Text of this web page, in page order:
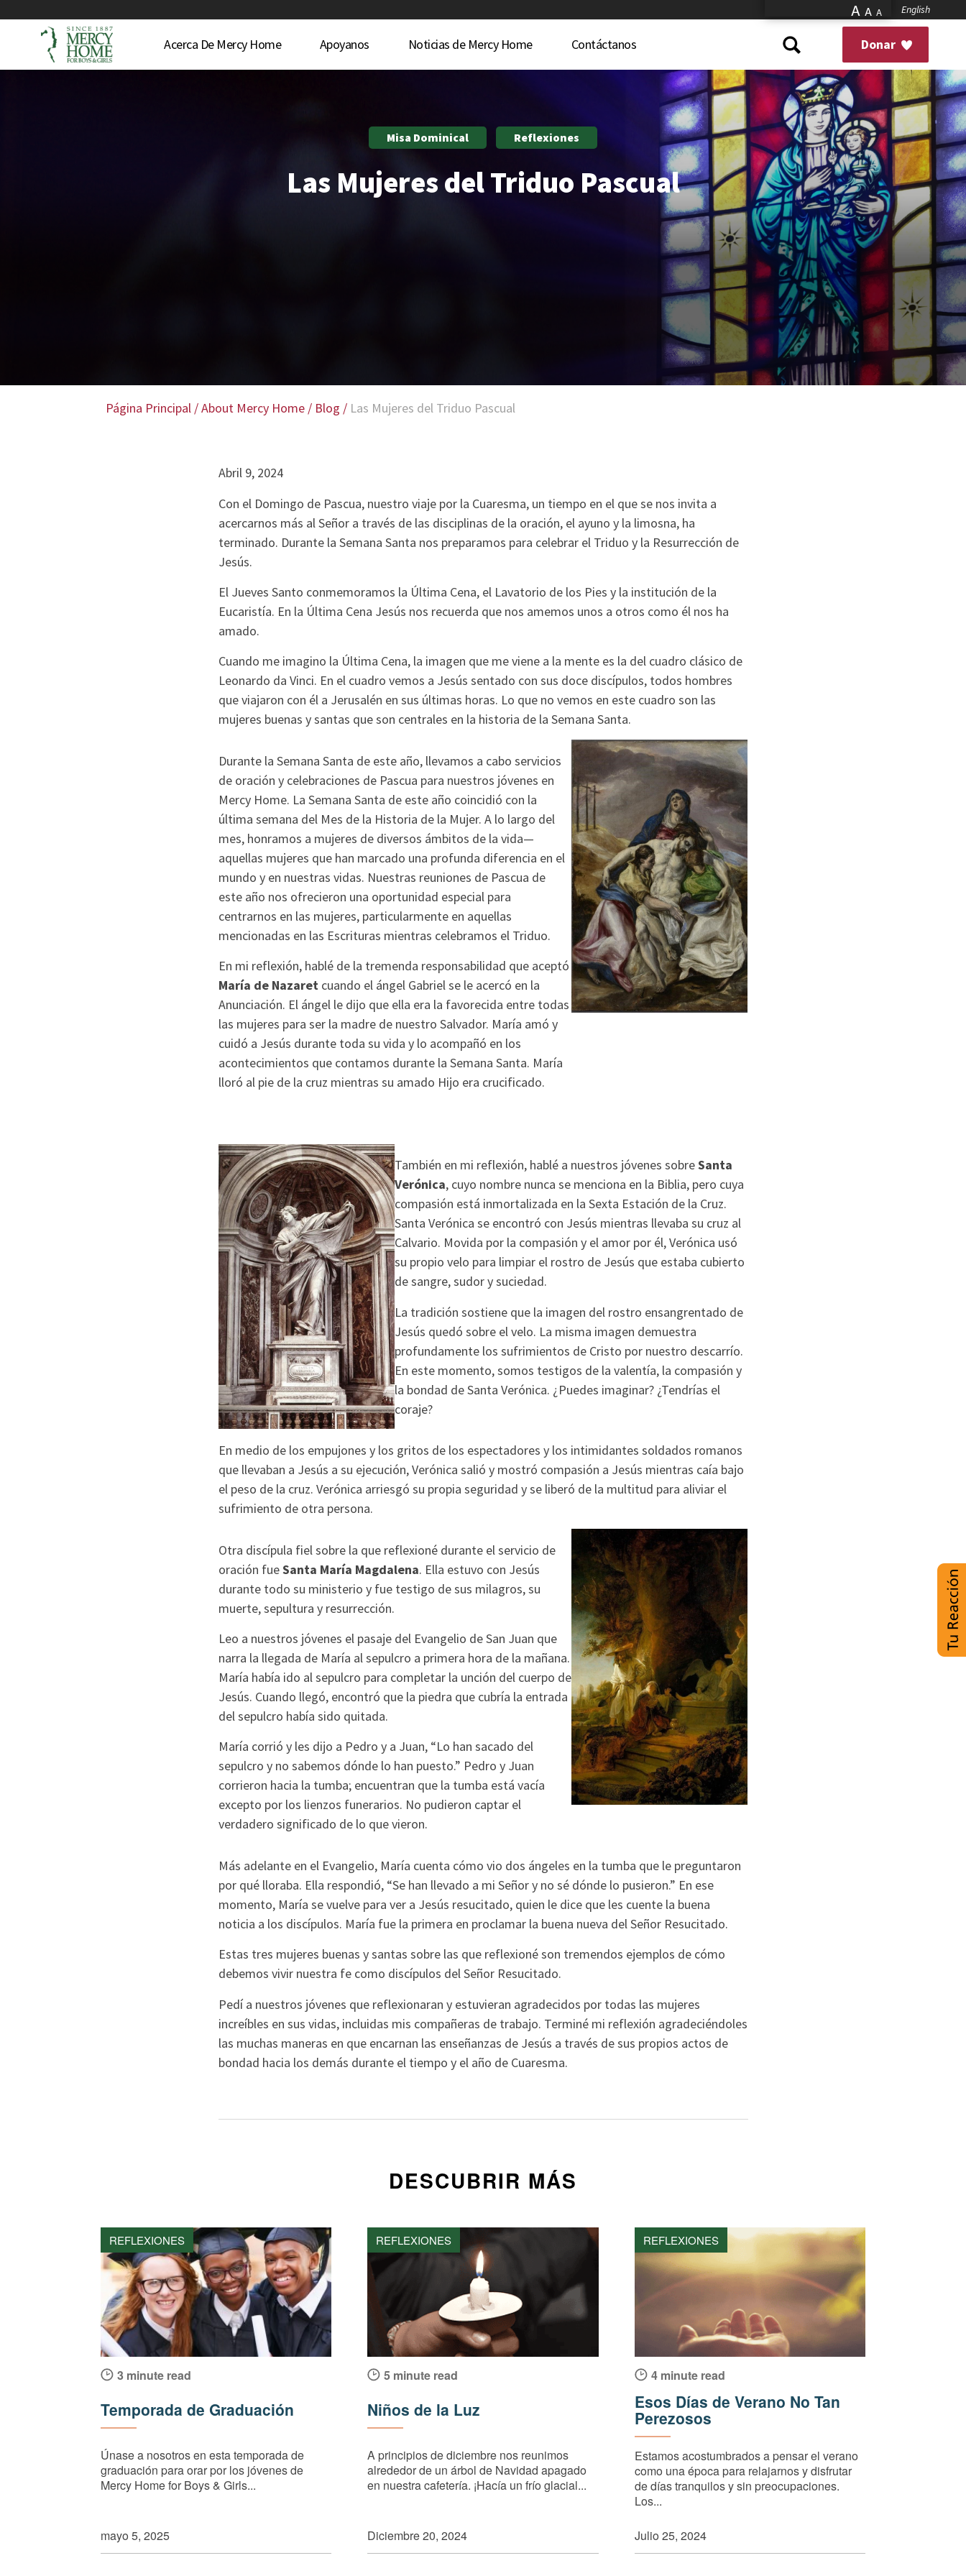
A A A English
Donar
Acerca De Mercy Home Apoyanos Noticias de Mercy Home Contáctanos
Misa Dominical Reflexiones
Las Mujeres del Triduo Pascual
Página Principal /About Mercy Home / Blog / Las Mujeres del Triduo Pascual
Abril 9, 2024
Con el Domingo de Pascua, nuestro viaje por la Cuaresma, un tiempo en el que se nos invita a
acercarnos más al Señor a través de las disciplinas de la oración, el ayuno y la limosna, ha
terminado. Durante la Semana Santa nos preparamos para celebrar el Triduo y la Resurrección de
Jesús.
El Jueves Santo conmemoramos la Última Cena, el Lavatorio de los Pies y la institución de la
Eucaristía. En la Última Cena Jesús nos recuerda que nos amemos unos a otros como él nos ha
amado.
Cuando me imagino la Última Cena, la imagen que me viene a la mente es la del cuadro clásico de
Leonardo da Vinci. En el cuadro vemos a Jesús sentado con sus doce discípulos, todos hombres
que viajaron con él a Jerusalén en sus últimas horas. Lo que no vemos en este cuadro son las
mujeres buenas y santas que son centrales en la historia de la Semana Santa.
Durante la Semana Santa de este año, llevamos a cabo servicios
de oración y celebraciones de Pascua para nuestros jóvenes en
Mercy Home. La Semana Santa de este año coincidió con la
última semana del Mes de la Historia de la Mujer. A lo largo del
mes, honramos a mujeres de diversos ámbitos de la vida—
aquellas mujeres que han marcado una profunda diferencia en el
mundo y en nuestras vidas. Nuestras reuniones de Pascua de
este año nos ofrecieron una oportunidad especial para
centrarnos en las mujeres, particularmente en aquellas
mencionadas en las Escrituras mientras celebramos el Triduo.
En mi reflexión, hablé de la tremenda responsabilidad que aceptó
María de Nazaretcuando el ángel Gabriel se le acercó en la
Anunciación. El ángel le dijo que ella era la favorecida entre todas
las mujeres para ser la madre de nuestro Salvador. María amó y
cuidó a Jesús durante toda su vida y lo acompañó en los
acontecimientos que contamos durante la Semana Santa. María
lloró al pie de la cruz mientras su amado Hijo era crucificado.
También en mi reflexión, hablé a nuestros jóvenes sobreSanta
Verónica, cuyo nombre nunca se menciona en la Biblia, pero cuya
compasión está inmortalizada en la Sexta Estación de la Cruz.
Santa Verónica se encontró con Jesús mientras llevaba su cruz al
Calvario. Movida por la compasión y el amor por él, Verónica usó
su propio velo para limpiar el rostro de Jesús que estaba cubierto
de sangre, sudor y suciedad.
La tradición sostiene que la imagen del rostro ensangrentado de
Jesús quedó sobre el velo. La misma imagen demuestra
profundamente los sufrimientos de Cristo por nuestro descarrío.
En este momento, somos testigos de la valentía, la compasión y
la bondad de Santa Verónica. ¿Puedes imaginar? ¿Tendrías el
coraje?
En medio de los empujones y los gritos de los espectadores y los intimidantes soldados romanos
que llevaban a Jesús a su ejecución, Verónica salió y mostró compasión a Jesús mientras caía bajo
el peso de la cruz. Verónica arriesgó su propia seguridad y se liberó de la multitud para aliviar el
sufrimiento de otra persona.
Otra discípula fiel sobre la que reflexioné durante el servicio de
oración fueSanta María Magdalena. Ella estuvo con Jesús
durante todo su ministerio y fue testigo de sus milagros, su
muerte, sepultura y resurrección.
Leo a nuestros jóvenes el pasaje del Evangelio de San Juan que
narra la llegada de María al sepulcro a primera hora de la mañana.
María había ido al sepulcro para completar la unción del cuerpo de
Jesús. Cuando llegó, encontró que la piedra que cubría la entrada
del sepulcro había sido quitada.
María corrió y les dijo a Pedro y a Juan, “Lo han sacado del
sepulcro y no sabemos dónde lo han puesto.” Pedro y Juan
corrieron hacia la tumba; encuentran que la tumba está vacía
excepto por los lienzos funerarios. No pudieron captar el
verdadero significado de lo que vieron.
Más adelante en el Evangelio, María cuenta cómo vio dos ángeles en la tumba que le preguntaron
por qué lloraba. Ella respondió, “Se han llevado a mi Señor y no sé dónde lo pusieron.” En ese
momento, María se vuelve para ver a Jesús resucitado, quien le dice que les cuente la buena
noticia a los discípulos. María fue la primera en proclamar la buena nueva del Señor Resucitado.
Estas tres mujeres buenas y santas sobre las que reflexioné son tremendos ejemplos de cómo
debemos vivir nuestra fe como discípulos del Señor Resucitado.
Pedí a nuestros jóvenes que reflexionaran y estuvieran agradecidos por todas las mujeres
increíbles en sus vidas, incluidas mis compañeras de trabajo. Terminé mi reflexión agradeciéndoles
las muchas maneras en que encarnan las enseñanzas de Jesús a través de sus propios actos de
bondad hacia los demás durante el tiempo y el año de Cuaresma.
DESCUBRIR MÁS
REFLEXIONES
3 minute read
Temporada de Graduación
Únase a nosotros en esta temporada de
graduación para orar por los jóvenes de
Mercy Home for Boys & Girls...
mayo 5, 2025
REFLEXIONES
5 minute read
Niños de la Luz
A principios de diciembre nos reunimos
alrededor de un árbol de Navidad apagado
en nuestra cafetería. ¡Hacía un frío glacial...
Diciembre 20, 2024
REFLEXIONES
4 minute read
Esos Días de Verano No Tan
Perezosos
Estamos acostumbrados a pensar el verano
como una época para relajarnos y disfrutar
de días tranquilos y sin preocupaciones.
Los...
Julio 25, 2024